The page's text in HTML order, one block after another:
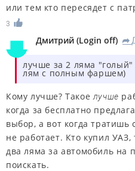
или тем кто пересядет с
3
Дмитрий (Login оff) R
лучше за 2 ляма
лям с полным фаршем)
Кому лучше? Такое лучше
когда за бесплатно
выбор, а вот когда тратишь
не работает. Кто купил УАЗ,
два ляма за автомобиль
поискать.